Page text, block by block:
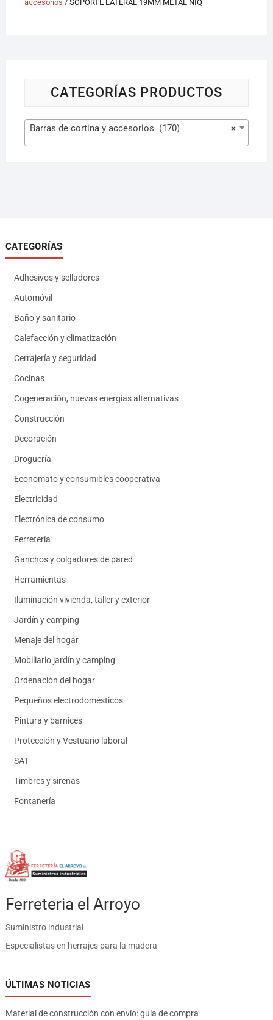
accesorios / SOPORTE LATERAL 19MM METAL NIQ
CATEGORÍAS PRODUCTOS
×
Barras de cortina y accesorios (170)
CATEGORÍAS
Adhesivos y selladores
Automóvil
Baño y sanitario
Calefacción y climatización
Cerrajería y seguridad
Cocinas
Cogeneración, nuevas energías alternativas
Construcción
Decoración
Droguería
Economato y consumibles cooperativa
Electricidad
Electrónica de consumo
Ferretería
Ganchos y colgadores de pared
Herramientas
Iluminación vivienda, taller y exterior
Jardín y camping
Menaje del hogar
Mobiliario jardín y camping
Ordenación del hogar
Pequeños electrodomésticos
Pintura y barnices
Protección y Vestuario laboral
SAT
Timbres y sirenas
Fontanería
Ferreteria el Arroyo
Suministro industrial
Especialistas en herrajes para la madera
ÚLTIMAS NOTICIAS
Material de construcción con envío: guía de compra